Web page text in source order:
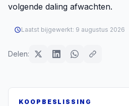
volgende daling afwachten.
Laatst bijgewerkt: 9 augustus 2026
Delen:
KOOPBESLISSING